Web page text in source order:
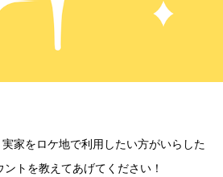
家をロケ地で利用したい方がいらした
トを教えてあげてください！